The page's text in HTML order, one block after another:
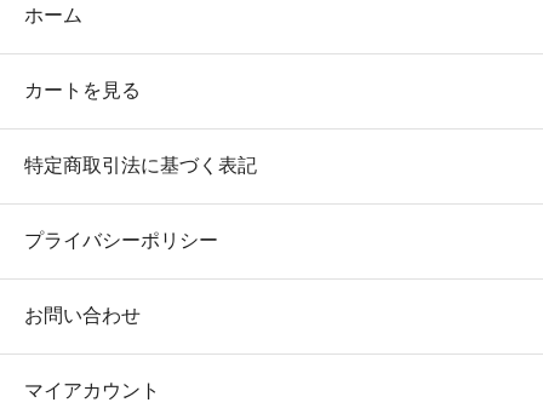
ホーム
カートを見る
特定商取引法に基づく表記
プライバシーポリシー
お問い合わせ
マイアカウント